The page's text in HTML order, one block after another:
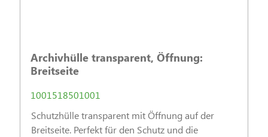
Archivhülle transparent, Öffnung:
Breitseite
1001518501001
Schutzhülle transparent mit Öffnung auf der
Breitseite. Perfekt für den Schutz und die